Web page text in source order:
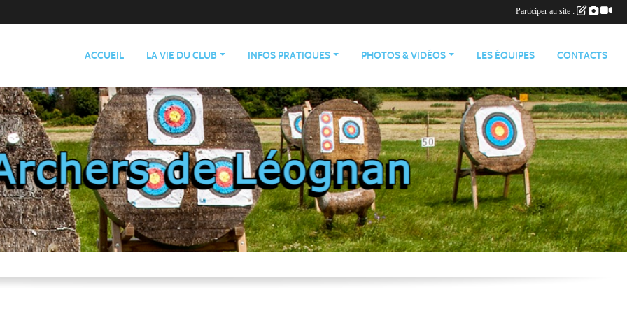
ACCUEIL LA VIE DU CLUB INFOS PRATIQUES PHOTOS & VIDÉOS LES ÉQUIPES CONTACTS
Participer au site :